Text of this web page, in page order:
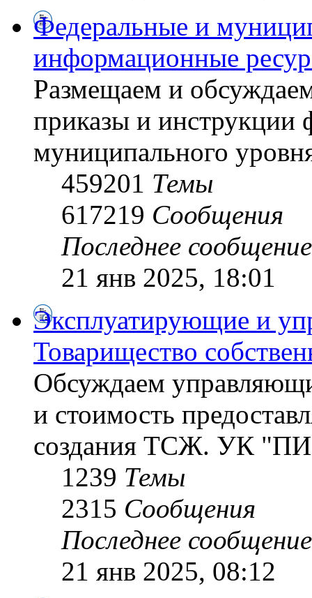
Федеральные и
информационные
Размещаем и
приказы и инструкции
муниципального
459201 Темы
617219 Сообщения
Последнее сообщение
21 янв 2025, 18:01
Эксплуатирующие и
Товарищество
Обсуждаем
и стоимость
создания ТСЖ. УК
1239 Темы
2315 Сообщения
Последнее сообщение
21 янв 2025, 08:12